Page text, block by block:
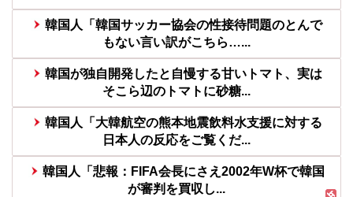
韓国人「韓国サッカー協会の性接待問題のとんで
もない言い訳がこちら…...
韓国が独自開発したと自慢する甘いトマト、実は
そこら辺のトマトに砂糖...
韓国人「大韓航空の熊本地震飲料水支援に対する
日本人の反応をご覧くだ...
韓国人「悲報：FIFA会長にさえ2002年W杯で韓国
が審判を買収し...